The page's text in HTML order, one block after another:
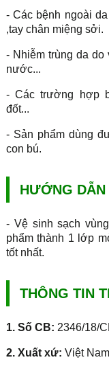
- Các bệnh ngoài
,tay chân miệng sởi.
- Nhiễm trùng da
nước...
- Các trường hợp
đốt...
- Sản phẩm dùng
con bú.
HƯỚNG
- Vệ sinh sạch
phẩm thành 1 lớp
tốt nhất.
THÔNG TIN
1. Số CB: 2346/18/
2. Xuất xứ: Việt